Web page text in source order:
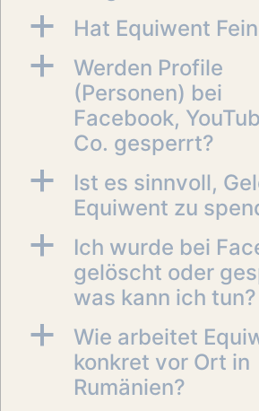
a Hat Equiwent
a
Werden Profile
(Personen) bei
Facebook,
Co. gesperrt?
a
Ist es sinnvoll,
Equiwent zu
a
Ich wurde bei
gelöscht oder
was kann ich tun?
a
Wie arbeitet
konkret vor Ort in
Rumänien?